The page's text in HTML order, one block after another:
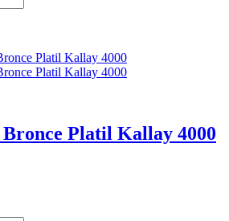
Platil Kallay 4000